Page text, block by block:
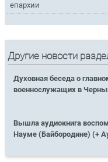
епархии
Другие новости
Духовная беседа о
военнослужащих в
Вышла аудиокнига
Науме (Байбородине) (+